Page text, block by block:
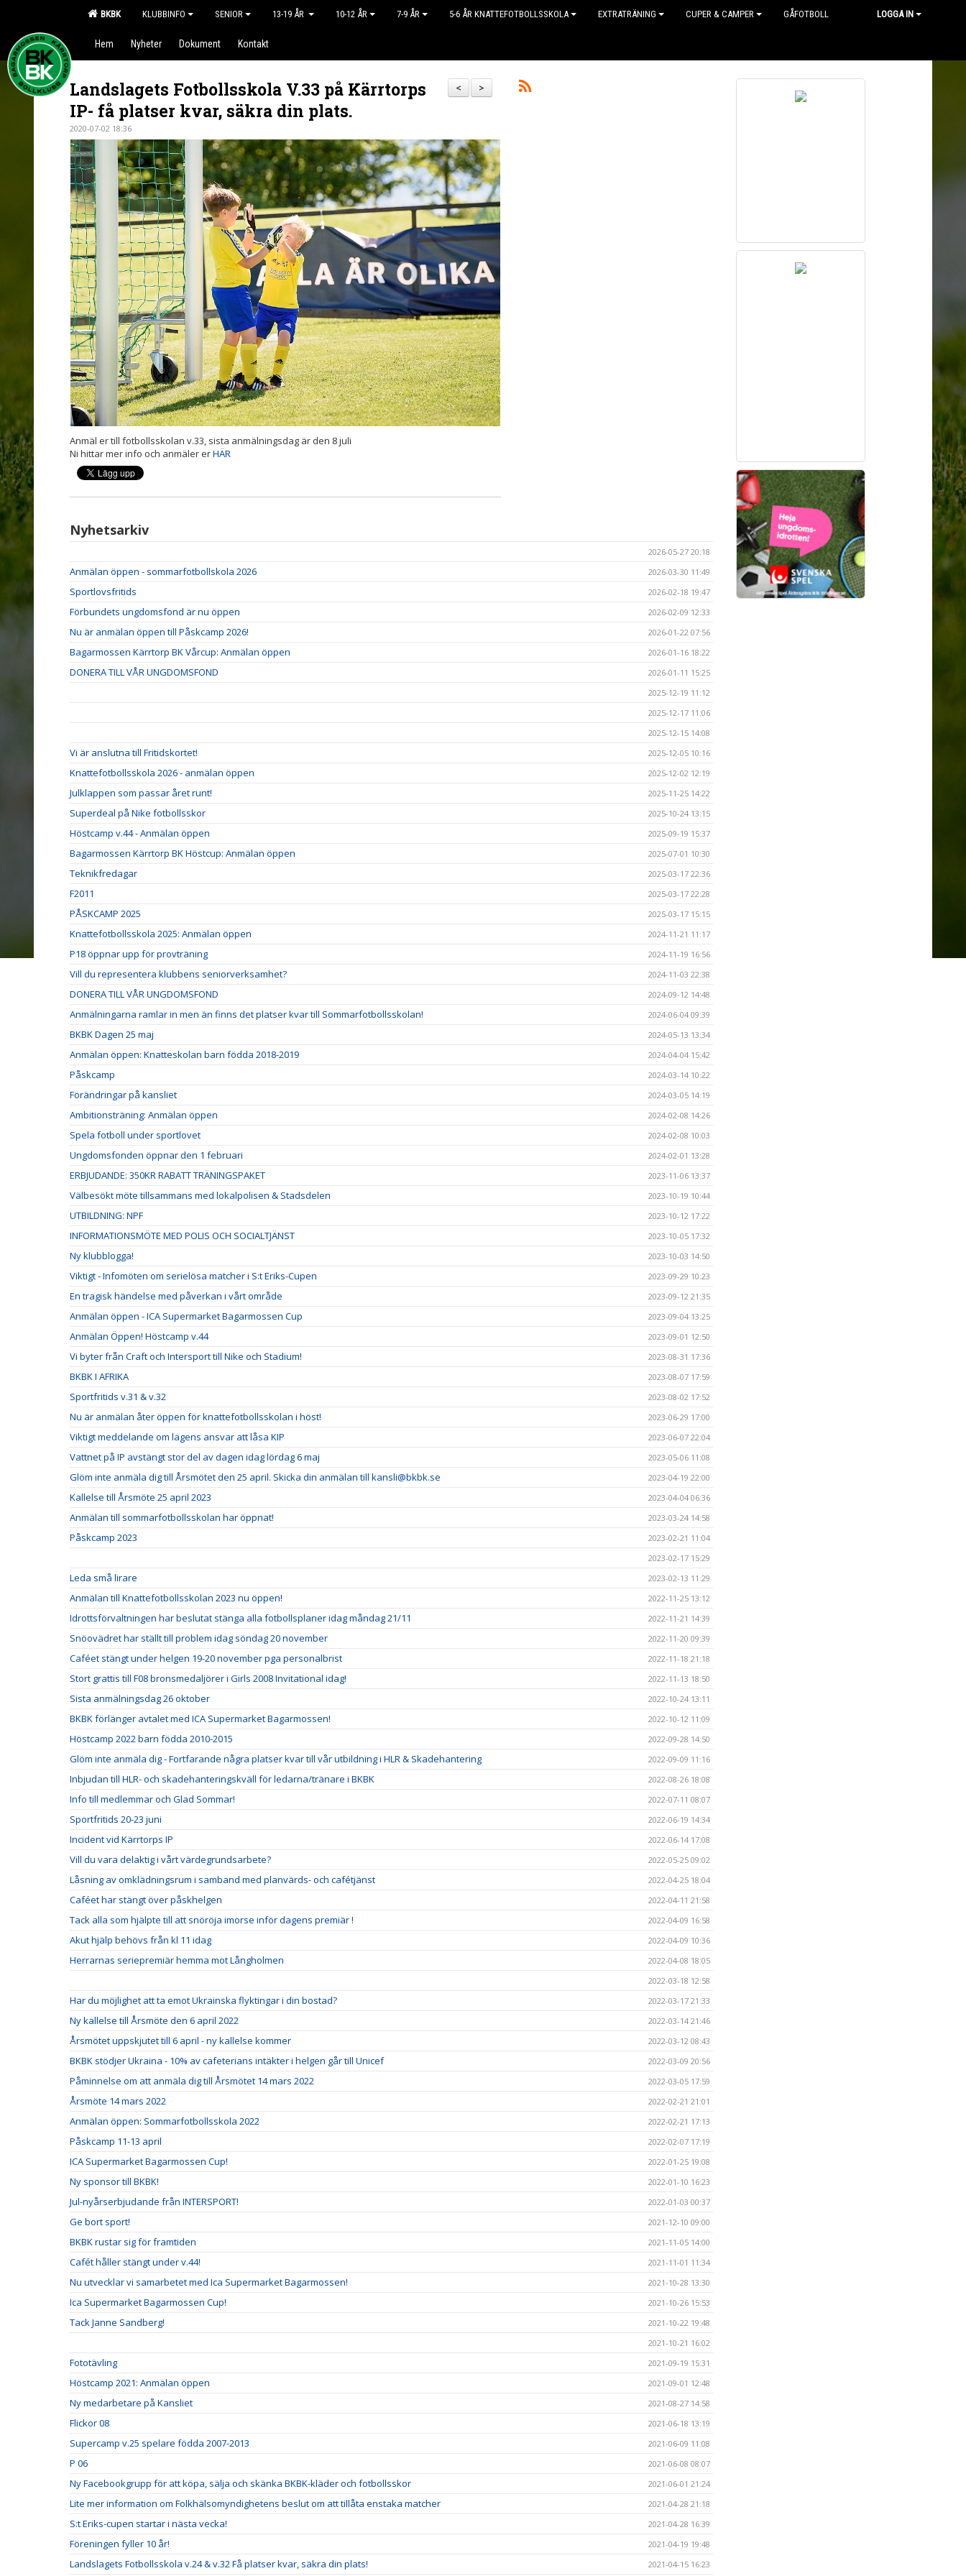
BKBK KLUBBINFO SENIOR 13-19 ÅR 10-12 ÅR 7-9 ÅR 5-6 ÅR KNATTEFOTBOLLSSKOLA EXTRATRÄNING CUPER & CAMPER GÅFOTBOLL LOGGA IN
Hem Nyheter Dokument Kontakt
>
<
Landslagets Fotbollsskola V.33 på Kärrtorps
IP- få platser kvar, säkra din plats.
2020-07-02 18:36
Anmäl er till fotbollsskolan v.33, sista anmälningsdag är den 8 juli
Ni hittar mer info och anmäler erHÄR
Nyhetsarkiv
2026-05-27 20:18
Anmälan öppen - sommarfotbollskola 2026 2026-03-30 11:49
Sportlovsfritids 2026-02-18 19:47
Förbundets ungdomsfond är nu öppen 2026-02-09 12:33
Nu är anmälan öppen till Påskcamp 2026! 2026-01-22 07:56
Bagarmossen Kärrtorp BK Vårcup: Anmälan öppen 2026-01-16 18:22
DONERA TILL VÅR UNGDOMSFOND
2026-01-11 15:25
2025-12-19 11:12
2025-12-17 11:06
2025-12-15 14:08
Vi är anslutna till Fritidskortet! 2025-12-05 10:16
Knattefotbollsskola 2026 - anmälan öppen 2025-12-02 12:19
Julklappen som passar året runt! 2025-11-25 14:22
Superdeal på Nike fotbollsskor 2025-10-24 13:15
Höstcamp v.44 - Anmälan öppen 2025-09-19 15:37
Bagarmossen Kärrtorp BK Höstcup: Anmälan öppen 2025-07-01 10:30
Teknikfredagar 2025-03-17 22:36
F2011 2025-03-17 22:28
PÅSKCAMP 2025 2025-03-17 15:15
Knattefotbollsskola 2025: Anmälan öppen 2024-11-21 11:17
P18 öppnar upp för provträning 2024-11-19 16:56
Vill du representera klubbens seniorverksamhet? 2024-11-03 22:38
DONERA TILL VÅR UNGDOMSFOND 2024-09-12 14:48
Anmälningarna ramlar in men än finns det platser kvar till Sommarfotbollsskolan! 2024-06-04 09:39
BKBK Dagen 25 maj 2024-05-13 13:34
Anmälan öppen: Knatteskolan barn födda 2018-2019 2024-04-04 15:42
Påskcamp 2024-03-14 10:22
Förändringar på kansliet 2024-03-05 14:19
Ambitionsträning: Anmälan öppen 2024-02-08 14:26
Spela fotboll under sportlovet 2024-02-08 10:03
Ungdomsfonden öppnar den 1 februari 2024-02-01 13:28
ERBJUDANDE: 350KR RABATT TRÄNINGSPAKET 2023-11-06 13:37
Välbesökt möte tillsammans med lokalpolisen & Stadsdelen 2023-10-19 10:44
UTBILDNING: NPF 2023-10-12 17:22
INFORMATIONSMÖTE MED POLIS OCH SOCIALTJÄNST 2023-10-05 17:32
Ny klubblogga! 2023-10-03 14:50
Viktigt - Infomöten om serielösa matcher i S:t Eriks-Cupen 2023-09-29 10:23
En tragisk händelse med påverkan i vårt område 2023-09-12 21:35
Anmälan öppen - ICA Supermarket Bagarmossen Cup 2023-09-04 13:25
Anmälan Öppen! Höstcamp v.44 2023-09-01 12:50
Vi byter från Craft och Intersport till Nike och Stadium! 2023-08-31 17:36
BKBK I AFRIKA 2023-08-07 17:59
Sportfritids v.31 & v.32 2023-08-02 17:52
Nu är anmälan åter öppen för knattefotbollsskolan i höst! 2023-06-29 17:00
Viktigt meddelande om lagens ansvar att låsa KIP 2023-06-07 22:04
Vattnet på IP avstängt stor del av dagen idag lördag 6 maj 2023-05-06 11:08
Glöm inte anmäla dig till Årsmötet den 25 april. Skicka din anmälan till kansli@bkbk.se 2023-04-19 22:00
Kallelse till Årsmöte 25 april 2023 2023-04-04 06:36
Anmälan till sommarfotbollsskolan har öppnat! 2023-03-24 14:58
Påskcamp 2023
2023-02-21 11:04
2023-02-17 15:29
Leda små lirare 2023-02-13 11:29
Anmälan till Knattefotbollsskolan 2023 nu öppen! 2022-11-25 13:12
Idrottsförvaltningen har beslutat stänga alla fotbollsplaner idag måndag 21/11 2022-11-21 14:39
Snöovädret har ställt till problem idag söndag 20 november 2022-11-20 09:39
Caféet stängt under helgen 19-20 november pga personalbrist 2022-11-18 21:18
Stort grattis till F08 bronsmedaljörer i Girls 2008 Invitational idag! 2022-11-13 18:50
Sista anmälningsdag 26 oktober 2022-10-24 13:11
BKBK förlänger avtalet med ICA Supermarket Bagarmossen! 2022-10-12 11:09
Höstcamp 2022 barn födda 2010-2015 2022-09-28 14:50
Glöm inte anmäla dig - Fortfarande några platser kvar till vår utbildning i HLR & Skadehantering 2022-09-09 11:16
Inbjudan till HLR- och skadehanteringskväll för ledarna/tränare i BKBK 2022-08-26 18:08
Info till medlemmar och Glad Sommar! 2022-07-11 08:07
Sportfritids 20-23 juni 2022-06-19 14:34
Incident vid Kärrtorps IP 2022-06-14 17:08
Vill du vara delaktig i vårt värdegrundsarbete? 2022-05-25 09:02
Låsning av omklädningsrum i samband med planvärds- och cafétjänst 2022-04-25 18:04
Caféet har stängt över påskhelgen 2022-04-11 21:58
Tack alla som hjälpte till att snöröja imorse inför dagens premiär ! 2022-04-09 16:58
Akut hjälp behövs från kl 11 idag 2022-04-09 10:36
Herrarnas seriepremiär hemma mot Långholmen
2022-04-08 18:05
2022-03-18 12:58
Har du möjlighet att ta emot Ukrainska flyktingar i din bostad? 2022-03-17 21:33
Ny kallelse till Årsmöte den 6 april 2022 2022-03-14 21:46
Årsmötet uppskjutet till 6 april - ny kallelse kommer 2022-03-12 08:43
BKBK stödjer Ukraina - 10% av cafeterians intäkter i helgen går till Unicef 2022-03-09 20:56
Påminnelse om att anmäla dig till Årsmötet 14 mars 2022 2022-03-05 17:59
Årsmöte 14 mars 2022 2022-02-21 21:01
Anmälan öppen: Sommarfotbollsskola 2022 2022-02-21 17:13
Påskcamp 11-13 april 2022-02-07 17:19
ICA Supermarket Bagarmossen Cup! 2022-01-25 19:08
Ny sponsor till BKBK! 2022-01-10 16:23
Jul-nyårserbjudande från INTERSPORT! 2022-01-03 00:37
Ge bort sport! 2021-12-10 09:00
BKBK rustar sig för framtiden 2021-11-05 14:00
Cafét håller stängt under v.44! 2021-11-01 11:34
Nu utvecklar vi samarbetet med Ica Supermarket Bagarmossen! 2021-10-28 13:30
Ica Supermarket Bagarmossen Cup! 2021-10-26 15:53
Tack Janne Sandberg!
2021-10-22 19:48
2021-10-21 16:02
Fototävling 2021-09-19 15:31
Höstcamp 2021: Anmälan öppen 2021-09-01 12:48
Ny medarbetare på Kansliet 2021-08-27 14:58
Flickor 08 2021-06-18 13:19
Supercamp v.25 spelare födda 2007-2013 2021-06-09 11:08
P 06 2021-06-08 08:07
Ny Facebookgrupp för att köpa, sälja och skänka BKBK-kläder och fotbollsskor 2021-06-01 21:24
Lite mer information om Folkhälsomyndighetens beslut om att tillåta enstaka matcher 2021-04-28 21:18
S:t Eriks-cupen startar i nästa vecka! 2021-04-28 16:39
Föreningen fyller 10 år! 2021-04-19 19:48
Landslagets Fotbollsskola v.24 & v.32 Få platser kvar, säkra din plats! 2021-04-15 16:23